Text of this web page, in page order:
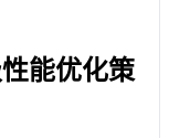
能优化策